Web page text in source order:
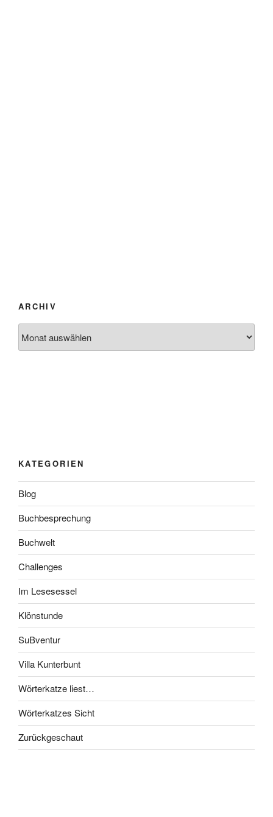
ARCHIV
KATEGORIEN
Blog
Buchbesprechung
Buchwelt
Challenges
Im Lesesessel
Klönstunde
SuBventur
Villa Kunterbunt
Wörterkatze liest…
Wörterkatzes Sicht
Zurückgeschaut